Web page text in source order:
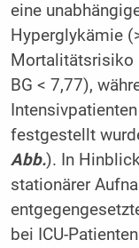
eine
Hyperglykämie
Mortalitätsrisiko
BG < 7,77),
festgestellt
Abb.). In
stationärer
bei ICU-